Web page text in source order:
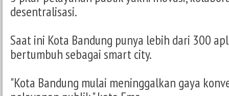
desentralisasi.
Saat ini Kota Bandung punya lebih dari 300
bertumbuh sebagai smart city.
"Kota Bandung mulai meninggalkan gaya